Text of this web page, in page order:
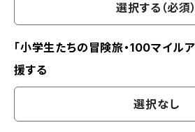
選択する（必須）
「小学生たちの冒険旅・100マイル
援する
選択なし